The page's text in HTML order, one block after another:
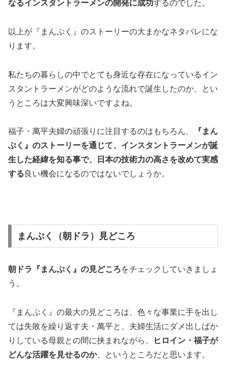
なるインスタントラーメンの開発に成功するのでした。
以上が『まんぷく』のストーリーの大まかなネタバレにな
ります。
私たちの暮らしの中でとても身近な存在になっているイン
スタントラーメンがどのような流れで誕生したのか、とい
うところは大変興味深いですよね。
福子・萬平夫婦の頑張りに注目するのはもちろん、
『まん
ぷく』のストーリーを通じて、インスタントラーメンが誕
生した経緯を知る事で、日本の技術力の高さを改めて実感
する 良い機会になるのではないでしょうか。
まんぷく（朝ドラ）見どころ
朝ドラ『まんぷく』の見どころをチェックしていきましょ
う。
『まんぷく』の最大の見どころは、色々な事業に手を出し
ては失敗を繰り返す夫・萬平と、夫婦生活にダメ出しばか
りしている母親との間に挟まれながら、
ヒロイン・福子が
どんな活躍を見せるのか、というところだと思います。